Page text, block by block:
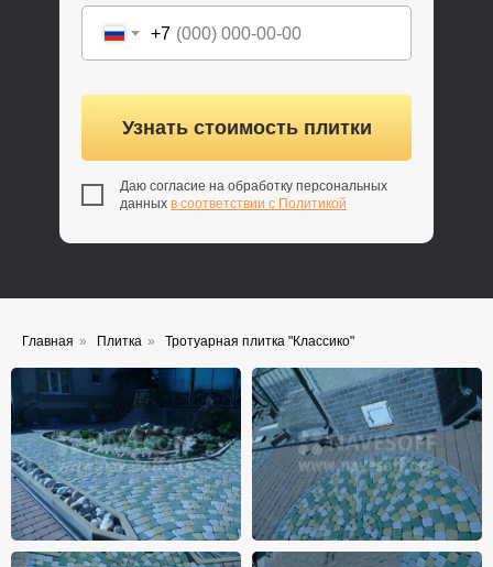
Даю согласие на обработку персональных
данных в соответствии с Политикой
Узнать стоимость плитки
+7
Главная » Плитка » Тротуарная плитка "Классико"